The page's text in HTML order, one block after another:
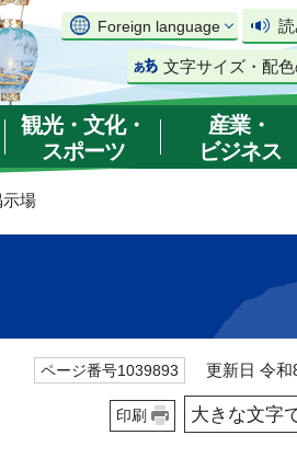
Foreign language
文字サイズ・配
観光・文化・
スポーツ
産業・
ビジネス
場
ページ番号1039893 更新日 令和
印刷 大きな文字